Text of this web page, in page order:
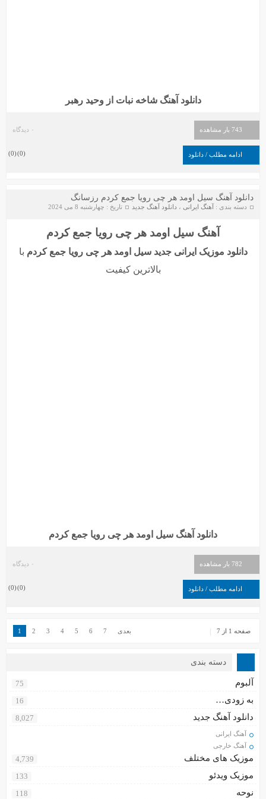
دانلود آهنگ شاخه نبات از وحید رهبر
743 بار مشاهده ۰ دیدگاه
ادامه مطلب / دانلود (
0
)
(
0
)
دانلود آهنگ سیل اومد هر چی رویا جمع کردم رزسانگ
دسته بندی : آهنگ ایرانی ، دانلود آهنگ جدید تاریخ : چهارشنبه 8 می 2024
آهنگ سیل اومد هر چی رویا جمع کردم
دانلود موزیک ایرانی جدید سیل اومد هر چی رویا جمع کردم با
بالاترین کیفیت
دانلود آهنگ سیل اومد هر چی رویا جمع کردم
782 بار مشاهده ۰ دیدگاه
ادامه مطلب / دانلود (
0
)
(
0
)
صفحه 1 از 7 1 2 3 4 5 6 7 بعدی
دسته بندی
آلبوم 75
به زودی… 16
دانلود آهنگ جدید 8,027
آهنگ ایرانی
آهنگ خارجی
موزیک های مختلف 4,739
موزیک ویدئو 133
نوحه 118